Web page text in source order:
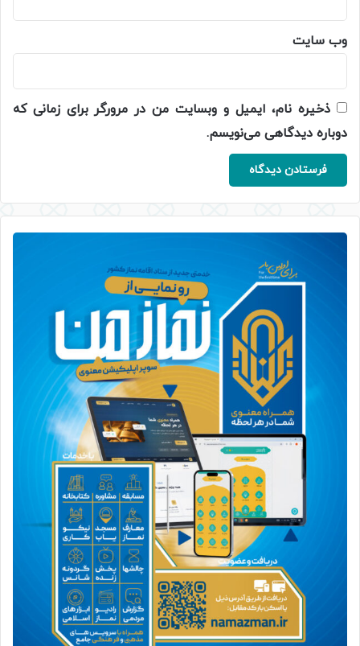
وب‌ سایت
ذخیره نام، ایمیل و وبسایت من در مرورگر برای زمانی که
دوباره دیدگاهی می‌نویسم.